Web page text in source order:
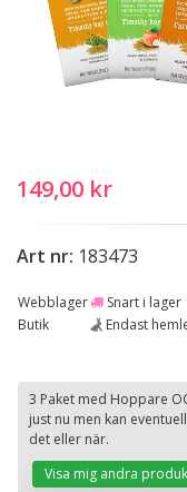
149,00 kr
Art nr: 183473
Webblager
Snart i lager
Butik
Endast
3 Paket med Hoppare
just nu men kan
det eller när.
Visa mig andra